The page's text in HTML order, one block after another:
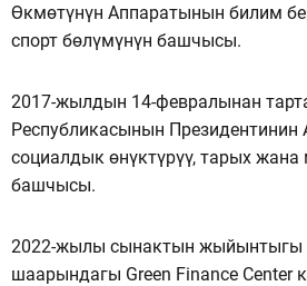
Өкмөтүнүн Аппаратынын билим
спорт бөлүмүнүн башчысы.
2017-жылдын 14-февралынан
Республикасынын
социалдык өнүктүрүү, тарых
башчысы.
2022-жылы сынактын жыйынтыгы
шаарындагы Green Finance Center